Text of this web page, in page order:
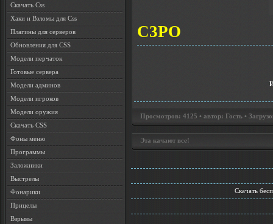
Скачать Css
Хаки и Взломы для Css
Плагины для серверов
Обновления для CSS
Модели перчаток
Готовые сервера
Модели админов
Модели игроков
Модели оружия
Скачать CSS
Фоны меню
Программы
Заложники
Выстрелы
Фонарики
Прицелы
Взрывы
C3PO
Просмотров: 4125 • автор: Гость •
Эта качают все!
Скачать